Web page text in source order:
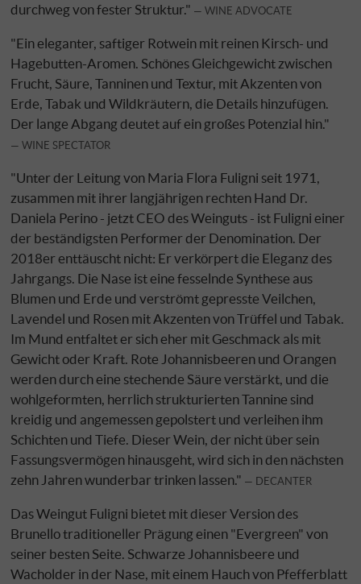
durchweg von fester Struktur."
WINE ADVOCATE
"Ein eleganter, saftiger Rotwein mit reinen Kirsch- und
Hagebutten-Aromen. Schönes Gleichgewicht zwischen
Frucht, Säure, Tanninen und Textur, mit Akzenten von
Erde, Tabak und Wildkräutern, die Details hinzufügen.
Der lange Abgang deutet auf ein großes Potenzial hin."
WINE SPECTATOR
"Unter der Leitung von Maria Flora Fuligni seit 1971,
zusammen mit ihrer langjährigen rechten Hand Dr.
Daniela Perino - jetzt CEO des Weinguts - ist Fuligni einer
der beständigsten Performer der Denomination. Der
2018er enttäuscht nicht: Er verkörpert die Eleganz des
Jahrgangs. Die Nase ist eine fesselnde Synthese aus
Blumen und Erde und verströmt gepresste Veilchen,
Lavendel und Rosen mit Akzenten von Trüffel und Tabak.
Im Mund entfaltet er sich eher mit Geschmack als mit
Gewicht oder Kraft. Rote Johannisbeeren und Orangen
werden durch eine stechende Säure verstärkt, und die
wohlgeformten, herrlich strukturierten Tannine sind
kreidig und angemessen gepolstert und verleihen ihm
Schichten und Tiefe. Dieser Wein, der nicht über sein
Fassungsvermögen hinausgeht, wird sich in den nächsten
zehn Jahren wunderbar trinken lassen."
DECANTER
Das Weingut Fuligni bietet mit dieser Version des
Brunello traditioneller Prägung einen "Evergreen" von
seiner besten Seite. Schwarze Johannisbeere und
Wacholder in der Nase, mit einem Hauch von Pfefferblatt